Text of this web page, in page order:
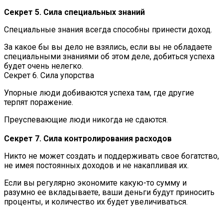
Секрет 5. Сила специальных знаний
Специальные знания всегда способны принести доход.
За какое бы вы дело не взялись, если вы не обладаете
специальными знаниями об этом деле, добиться успеха
будет очень нелегко.
Секрет 6. Сила упорства
Упорные люди добиваются успеха там, где другие
терпят поражение.
Преуспевающие люди никогда не сдаются.
Секрет 7. Сила контролирования расходов
Никто не может создать и поддерживать свое богатство,
не имея постоянных доходов и не накапливая их.
Если вы регулярно экономите какую-то сумму и
разумно ее вкладываете, ваши деньги будут приносить
проценты, и количество их будет увеличиваться.